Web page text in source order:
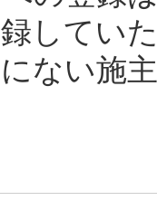
してい
ない施